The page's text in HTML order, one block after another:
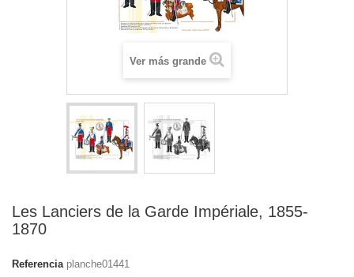
Ver más grande
Les Lanciers de la Garde Impériale, 1855-
1870
Referencia planche01441